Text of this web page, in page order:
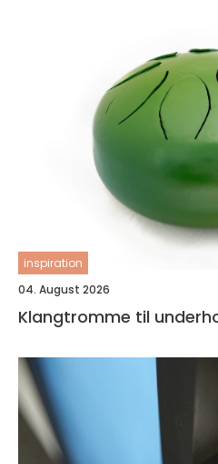
inspiration
04. August 2026
Klangtromme til